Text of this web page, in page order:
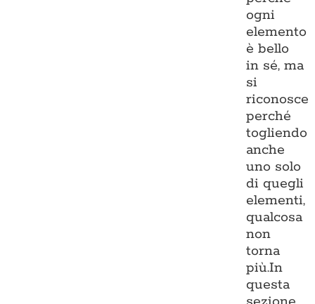
ogni
elemento
è bello
in sé, ma
si
riconosce
perché
togliendo
anche
uno solo
di quegli
elementi,
qualcosa
non
torna
più.In
questa